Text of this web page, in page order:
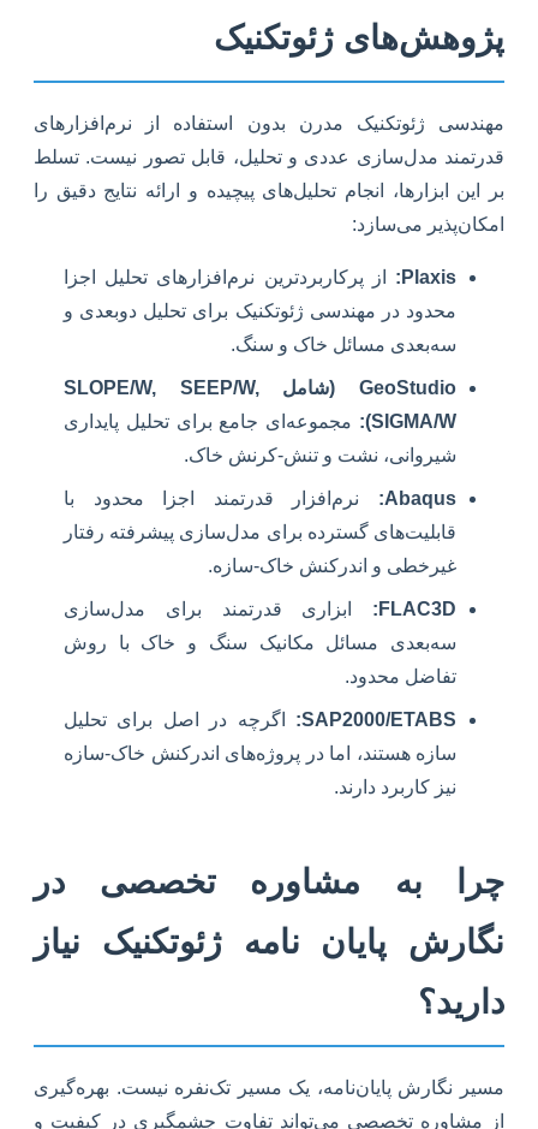
پژوهش‌های ژئوتکنیک
مهندسی ژئوتکنیک مدرن بدون استفاده از نرم‌افزارهای
قدرتمند مدل‌سازی عددی و تحلیل، قابل تصور نیست. تسلط
بر این ابزارها، انجام تحلیل‌های پیچیده و ارائه نتایج دقیق را
امکان‌پذیر می‌سازد:
Plaxis:
از پرکاربردترین نرم‌افزارهای تحلیل اجزا
محدود در مهندسی ژئوتکنیک برای تحلیل دوبعدی و
سه‌بعدی مسائل خاک و سنگ.
GeoStudio (شامل SLOPE/W, SEEP/W,
SIGMA/W):
مجموعه‌ای جامع برای تحلیل پایداری
شیروانی، نشت و تنش-کرنش خاک.
Abaqus:
نرم‌افزار قدرتمند اجزا محدود با
قابلیت‌های گسترده برای مدل‌سازی پیشرفته رفتار
غیرخطی و اندرکنش خاک-سازه.
FLAC3D:
ابزاری قدرتمند برای مدل‌سازی
سه‌بعدی مسائل مکانیک سنگ و خاک با روش
تفاضل محدود.
SAP2000/ETABS:
اگرچه در اصل برای تحلیل
سازه هستند، اما در پروژه‌های اندرکنش خاک-سازه
نیز کاربرد دارند.
چرا به مشاوره تخصصی در
نگارش پایان نامه ژئوتکنیک نیاز
دارید؟
مسیر نگارش پایان‌نامه، یک مسیر تک‌نفره نیست. بهره‌گیری
از مشاوره تخصصی می‌تواند تفاوت چشمگیری در کیفیت و